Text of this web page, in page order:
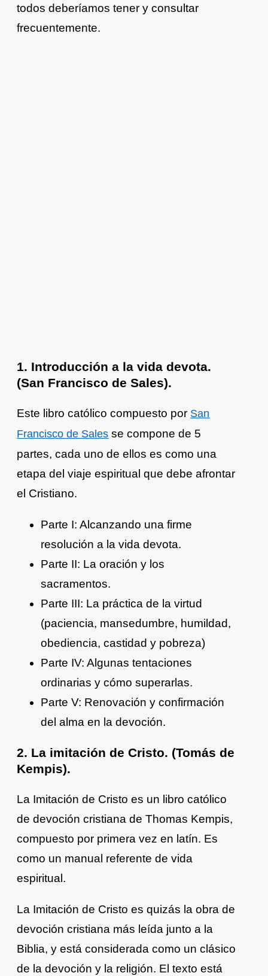
todos deberíamos tener y consultar
frecuentemente.
1. Introducción a la vida devota.
(San Francisco de Sales).
Este libro católico compuesto por San
Francisco de Sales se compone de 5
partes, cada uno de ellos es como una
etapa del viaje espiritual que debe afrontar
el Cristiano.
Parte I: Alcanzando una firme
resolución a la vida devota.
Parte II: La oración y los
sacramentos.
Parte III: La práctica de la virtud
(paciencia, mansedumbre, humildad,
obediencia, castidad y pobreza)
Parte IV: Algunas tentaciones
ordinarias y cómo superarlas.
Parte V: Renovación y confirmación
del alma en la devoción.
2. La imitación de Cristo. (Tomás de
Kempis).
La Imitación de Cristo es un libro católico
de devoción cristiana de Thomas Kempis,
compuesto por primera vez en latín. Es
como un manual referente de vida
espiritual.
La Imitación de Cristo es quizás la obra de
devoción cristiana más leída junto a la
Biblia, y está considerada como un clásico
de la devoción y la religión. El texto está